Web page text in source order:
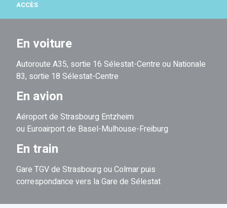
ACCÈS
En voiture
Autoroute A35, sortie 16 Sélestat-Centre ou Nationale
83, sortie 18 Sélestat-Centre
En avion
Aéroport de Strasbourg Entzheim
ou Euroairport de Basel-Mulhouse-Freiburg
En train
Gare TGV de Strasbourg ou Colmar puis
correspondance vers la Gare de Sélestat